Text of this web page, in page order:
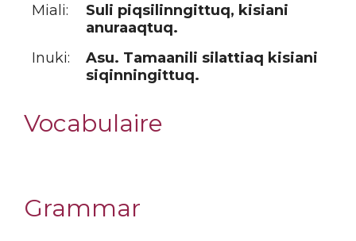
Miali:
Suli piqsilinngittuq, kisiani
anuraaqtuq.
Inuki:
Asu. Tamaanili silattiaq kisiani
siqinningittuq.
Vocabulaire
Grammar